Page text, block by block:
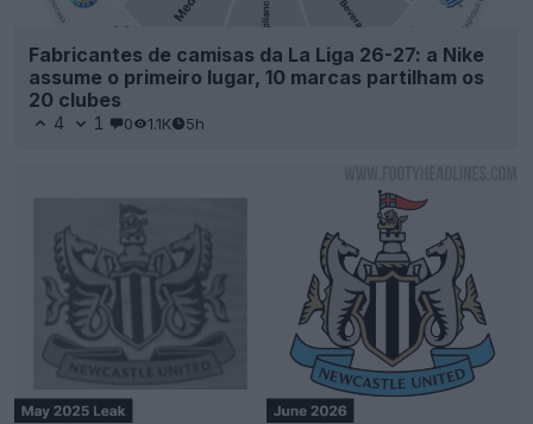
Fabricantes de camisas da La Liga 26-27: a Nike
assume o primeiro lugar, 10 marcas partilham os
20 clubes
4 1 0 1.1K 5h